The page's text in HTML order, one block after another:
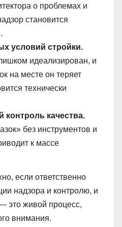
о проблемах и
становится
условий стройки.
идеализирован, и
на месте он теряет
технически
контроль качества.
без инструментов и
к массе
если ответственно
надзора и контролю, и
это живой процесс,
внимания.